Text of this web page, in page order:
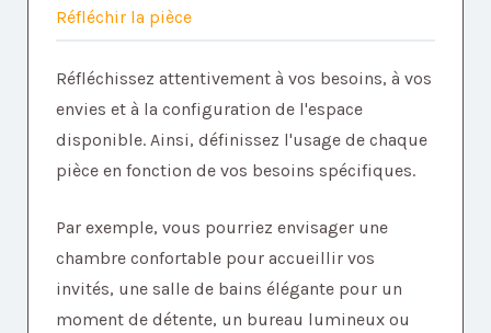
Réfléchir la pièce
Réfléchissez attentivement à vos besoins, à vos
envies et à la configuration de l'espace
disponible. Ainsi, définissez l'usage de chaque
pièce en fonction de vos besoins spécifiques.
Par exemple, vous pourriez envisager une
chambre confortable pour accueillir vos
invités, une salle de bains élégante pour un
moment de détente, un bureau lumineux ou